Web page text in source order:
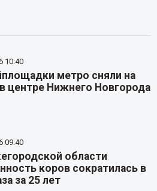
10:40
метро сняли на
центре Нижнего Новгорода
09:40
области
коров сократилась в
за 25 лет